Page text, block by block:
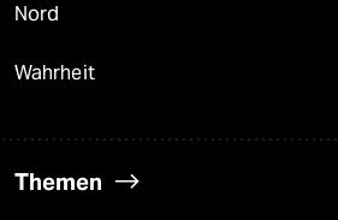
Nord
Wahrheit
Themen